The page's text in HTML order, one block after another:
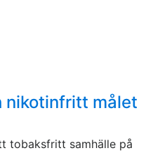
nikotinfritt målet
tobaksfritt samhälle på